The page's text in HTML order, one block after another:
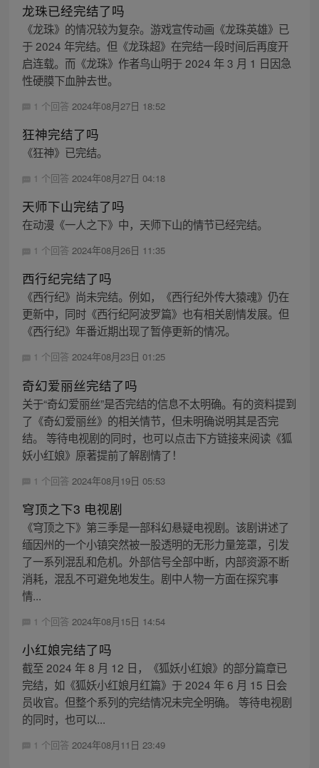
龙珠已经完结了吗
《龙珠》的情况较为复杂。游戏宣传动画《龙珠英雄》已
于 2024 年完结。但《龙珠超》在完结一段时间后再度开
启连载。而《龙珠》作者鸟山明于 2024 年 3 月 1 日因急
性硬膜下血肿去世。
1 个回答 2024年08月27日 18:52
狂神完结了吗
《狂神》已完结。
1 个回答 2024年08月27日 04:18
天师下山完结了吗
在动漫《一人之下》中，天师下山的情节已经完结。
1 个回答 2024年08月26日 11:35
西行纪完结了吗
《西行纪》尚未完结。例如，《西行纪外传大猿魂》仍在
更新中，同时《西行纪阿波罗篇》也有相关剧情发展。但
《西行纪》年番近期出现了暂停更新的情况。
1 个回答 2024年08月23日 01:25
奇幻爱丽丝完结了吗
关于“奇幻爱丽丝”是否完结的信息不太明确。有的资料提到
了《奇幻爱丽丝》的相关情节，但未明确说明其是否完
结。 等待电视剧的同时，也可以点击下方链接来阅读《狐
妖小红娘》原著提前了解剧情了！
1 个回答 2024年08月19日 05:53
穹顶之下3 电视剧
《穹顶之下》第三季是一部科幻悬疑电视剧。该剧讲述了
缅因州的一个小镇突然被一股透明的无形力量笼罩，引发
了一系列混乱和危机。外部信号全部中断，内部资源不断
消耗，混乱不可避免地发生。剧中人物一方面在探究事
情...
1 个回答 2024年08月15日 14:54
小红娘完结了吗
截至 2024 年 8 月 12 日，《狐妖小红娘》的部分篇章已
完结，如《狐妖小红娘月红篇》于 2024 年 6 月 15 日会
员收官。但整个系列的完结情况未完全明确。 等待电视剧
的同时，也可以...
1 个回答 2024年08月11日 23:49